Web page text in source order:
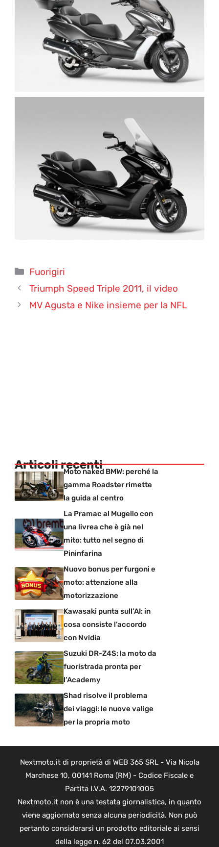
Categorie
Fuorigiri
Triumph Speed Triple 2011, il video
MV Agusta e Nike insieme per la NFL
Articoli recentiMoto naked BMW: perché la
gamma Roadster rimette
la guida al centro
La Pramac al Mugello con
una livrea che è già nel
mito: tutto nel segno di
Pininfarina
Nuovo bonus per furgoni e
moto: attenzione alla
motorizzazione
Kawasaki punta sull’AI: in
cosa consiste l’accordo
con Nvidia
Suzuki DR-Z4S: la moto da
fuoristrada pronta per
l’Academy
Shad risolve il problema
dei viaggi: le nuove valige
per la propria moto
Nextmoto.it di proprietà di WEB 365 SRL - Via Nicola
Marchese 10, 00141 Roma (RM) - Codice Fiscale e
Partita I.V.A. 12279101005
Nextmoto.it non è una testata giornalistica, in quanto
viene aggiornato senza alcuna periodicità. Non può
pertanto considerarsi un prodotto editoriale ai sensi
della legge n. 62 del 07.03.2001